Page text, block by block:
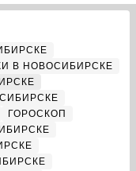
В НОВОСИБИРСКЕ
ГОРОСКОП